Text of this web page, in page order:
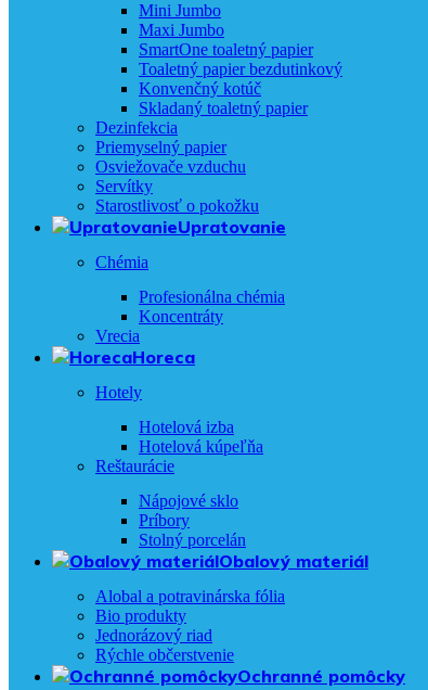
Mini Jumbo
Maxi Jumbo
SmartOne toaletný papier
Toaletný papier bezdutinkový
Konvenčný kotúč
Skladaný toaletný papier
Dezinfekcia
Priemyselný papier
Osviežovače vzduchu
Servítky
Starostlivosť o pokožku
Upratovanie
Chémia
Profesionálna chémia
Koncentráty
Vrecia
Horeca
Hotely
Hotelová izba
Hotelová kúpeľňa
Reštaurácie
Nápojové sklo
Príbory
Stolný porcelán
Obalový materiál
Alobal a potravinárska fólia
Bio produkty
Jednorázový riad
Rýchle občerstvenie
Ochranné pomôcky